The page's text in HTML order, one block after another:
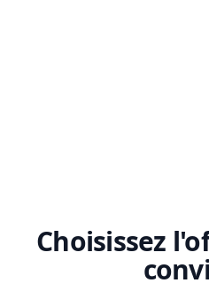
Choisissez